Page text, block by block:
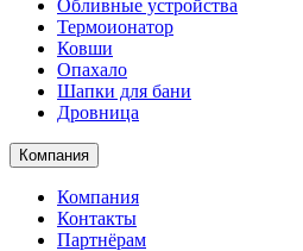
Обливные устройства
Термоионатор
Ковши
Опахало
Шапки для бани
Дровница
Компания
Компания
Контакты
Партнёрам